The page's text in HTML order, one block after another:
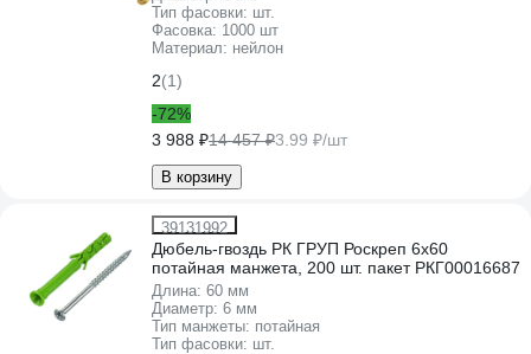
Тип фасовки: шт.
Фасовка: 1000 шт
Материал: нейлон
2(1)
-72%
3 988 ₽14 457 ₽3.99 ₽/шт
В корзину
39131992
Дюбель-гвоздь РК ГРУП Роскреп 6x60
потайная манжета, 200 шт. пакет РКГ00016687
Длина: 60 мм
Диаметр: 6 мм
Тип манжеты: потайная
Тип фасовки: шт.